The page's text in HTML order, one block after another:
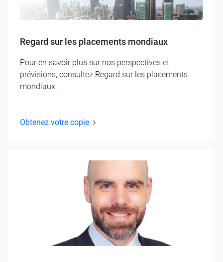
Regard sur les placements mondiaux
Pour en savoir plus sur nos perspectives et
prévisions, consultez Regard sur les placements
mondiaux.
Obtenez votre copie